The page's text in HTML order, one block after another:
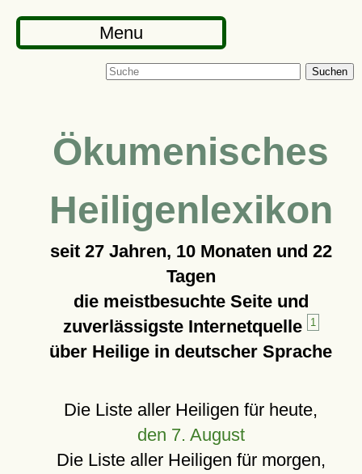
Menu
Suchen
Ökumenisches
Heiligenlexikon
seit 27 Jahren, 10 Monaten und 22
Tagen
die meistbesuchte Seite und
zuverlässigste Internetquelle
1
über Heilige in deutscher Sprache
Die Liste aller Heiligen für heute,
den 7. August
Die Liste aller Heiligen für morgen,